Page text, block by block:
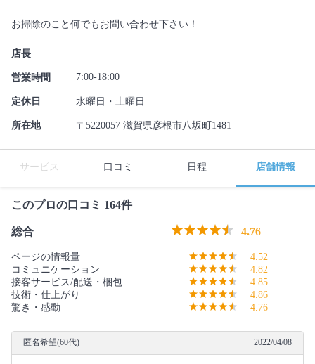
お掃除のこと何でもお問い合わせ下さい！
店長
営業時間 7:00-18:00
定休日 水曜日・土曜日
所在地 〒5220057 滋賀県彦根市八坂町1481
サービス 口コミ 日程 店舗情報
このプロの口コミ 164件
総合 4.76
ページの情報量
4.52
コミュニケーション
4.82
接客サービス/配送・梱包
4.85
技術・仕上がり
4.86
驚き・感動
4.76
匿名希望(60代) 2022/04/08